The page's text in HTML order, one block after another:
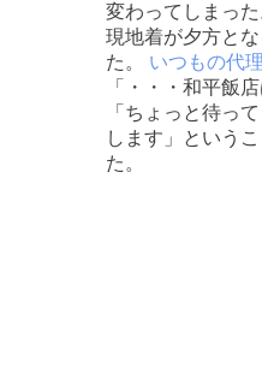
変わってしまった
現地着が夕方と
た。 いつもの代
「・・・和平飯
「ちょっと待っ
します」という
た。